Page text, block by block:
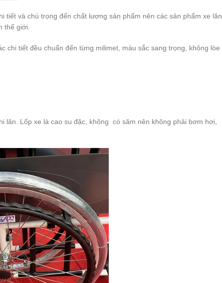
tiết và chú trọng đến chất lượng sản phẩm nên các sản phẩm xe lăn
thế giới.
chi tiết đều chuẩn đến từng milimet, màu sắc sang trọng, không lòe
lăn. Lốp xe là cao su đặc, không có săm nên không phải bơm hơi,